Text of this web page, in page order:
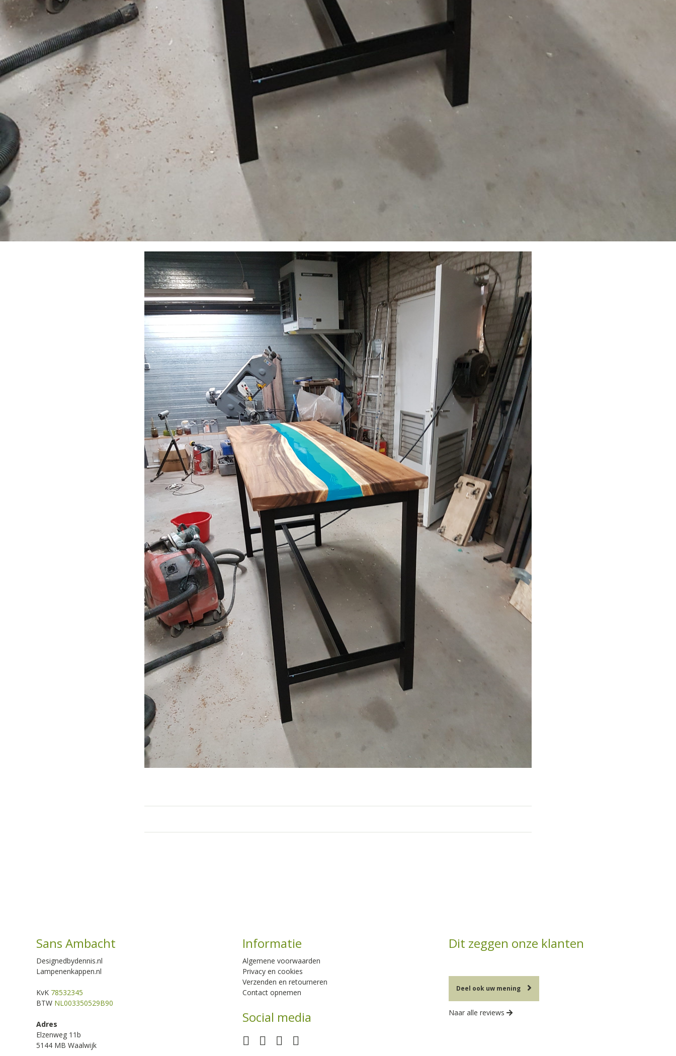
Sans Ambacht
Designedbydennis.nl
Lampenenkappen.nl
KvK 78532345
BTW NL003350529B90
Adres
Elzenweg 11b
5144 MB Waalwijk
Informatie
Algemene voorwaarden
Privacy en cookies
Verzenden en retourneren
Contact opnemen
Social media
Dit zeggen onze klanten
Deel ook uw mening
Naar alle reviews